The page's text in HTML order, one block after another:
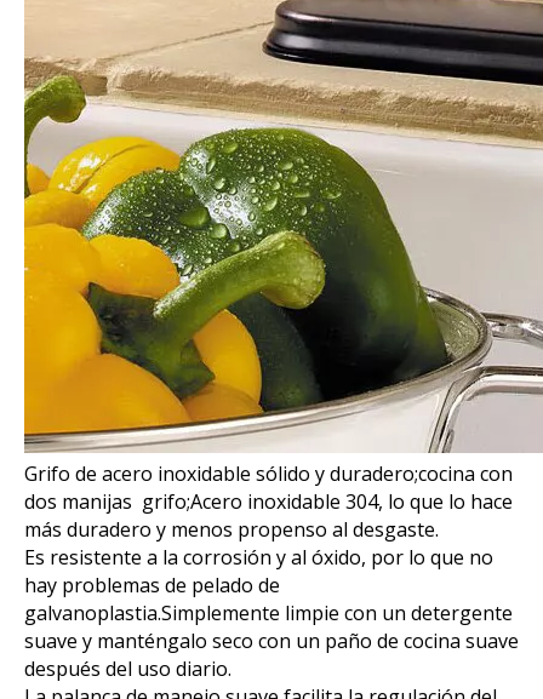
Grifo de acero inoxidable sólido y duradero;cocina con
dos manijas grifo;Acero inoxidable 304, lo que lo hace
más duradero y menos propenso al desgaste.
Es resistente a la corrosión y al óxido, por lo que no
hay problemas de pelado de
galvanoplastia.Simplemente limpie con un detergente
suave y manténgalo seco con un paño de cocina suave
después del uso diario.